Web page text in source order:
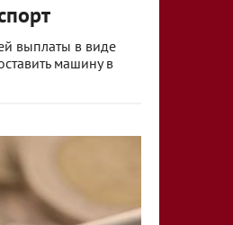
выплаты в виде
машину в